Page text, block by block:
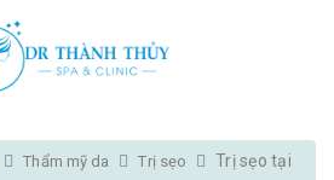
Thẩm mỹ da Trị sẹo
Trị sẹo tại